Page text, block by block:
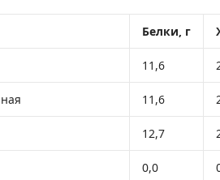
Белки, г
11,6
11,6
12,7
0,0